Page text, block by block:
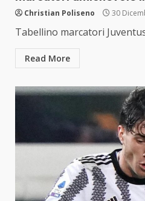
Christian Poliseno 30
Tabellino marcatori
Read More